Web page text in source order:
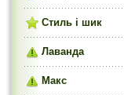
Стиль і шик
Лаванда
Макс